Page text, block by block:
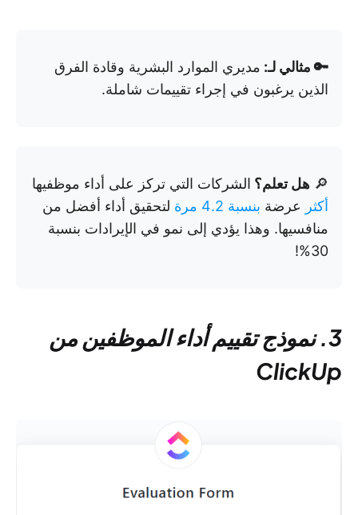
🔑 مثالي لـ: مديري الموارد البشرية وقادة الفرق
الذين يرغبون في إجراء تقييمات شاملة.
🔎 هل تعلم؟ الشركات التي تركز على أداء موظفيها
أكثر عرضة بنسبة 4.2 مرة
لتحقيق أداء أفضل من
منافسيها. وهذا يؤدي إلى نمو في الإيرادات بنسبة
30%!
3. نموذج تقييم أداء الموظفين من
ClickUp